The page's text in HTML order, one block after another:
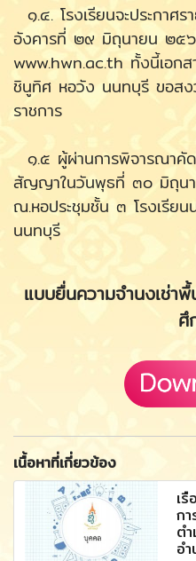
๑.๔. โรงเรียนจะประกาศ
อังคารที่ ๒๙ มิถุนายน ๒๕
www.hwn.ac.th ทั้งนี้เอก
ชินูทิศ หอวัง นนทบุรี ขอสง
ราชการ
๑.๕ ผู้ผ่านการพิจารณาคัด
สัญญาในวันพุธที่ ๓๐ มิถุน
ณ.หอประชุมชั้น ๓ โรงเรีย
นนทบุรี
แบบยื่นความจำนงเช่า
ศึ
เนื้อหาที่เกี่ยวข้อง
เ
ก
ต
อ